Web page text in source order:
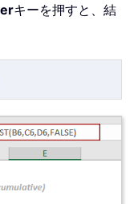
キーを押すと、結